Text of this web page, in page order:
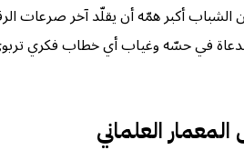
أكبر همّه أن يقلّد آخر صرعات
في حسّه وغياب أي خطاب فكري
العلماني